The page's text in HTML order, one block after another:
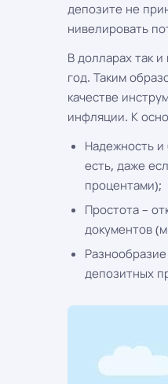
депозите не
нивелировать
В долларах так
год. Таким
качестве
инфляции. К
Надежность и
есть, даже
процентами);
Простота –
документов
депозитных